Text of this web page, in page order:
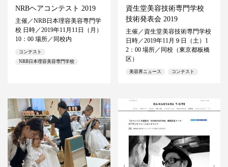
NRBヘアコンテスト 2019
主催／NRB日本理容美容専門学
校 日時／2019年11月11日（月）
10：00 場所／同校内
コンテスト
NRB日本理容美容専門学校
資生堂美容技術専門学校
技術発表会 2019
主催／資生堂美容技術専門学校
日時／2019年11月９日（土）1
2：00 場所／同校（東京都板橋
区）
美容界ニュース コンテスト